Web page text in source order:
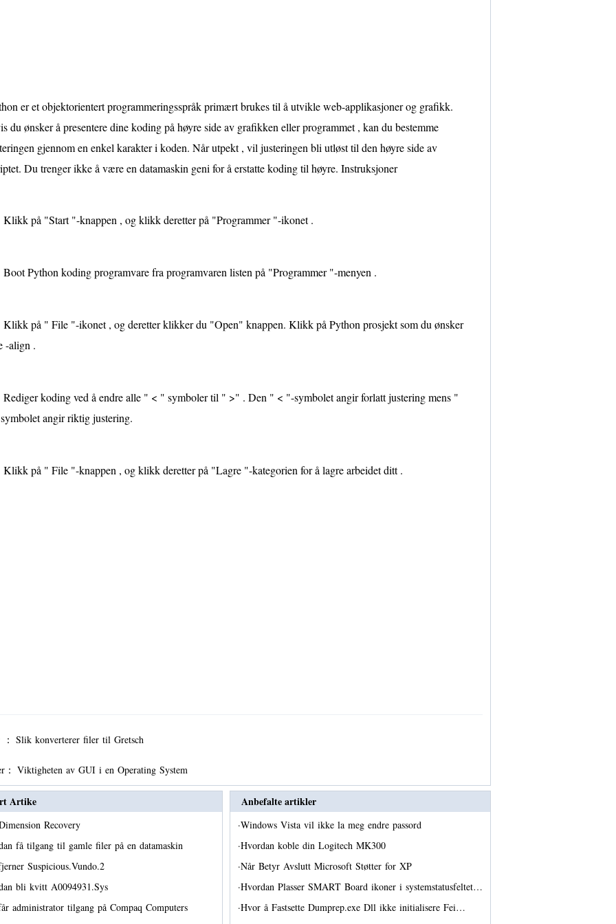
er et objektorientert programmeringsspråk primært brukes til å utvikle web-applikasjoner og grafikk.
du ønsker å presentere dine koding på høyre side av grafikken eller programmet , kan du bestemme
gjennom en enkel karakter i koden. Når utpekt , vil justeringen bli utløst til den høyre side av
Du trenger ikke å være en datamaskin geni for å erstatte koding til høyre. Instruksjoner
Klikk på "Start "-knappen , og klikk deretter på "Programmer "-ikonet .
Boot Python koding programvare fra programvaren listen på "Programmer "-menyen .
Klikk på " File "-ikonet , og deretter klikker du "Open" knappen. Klikk på Python prosjekt som du ønsker
-align .
Rediger koding ved å endre alle " < " symboler til " >" . Den " < "-symbolet angir forlatt justering mens "
angir riktig justering.
Klikk på " File "-knappen , og klikk deretter på "Lagre "-kategorien for å lagre arbeidet ditt .
Slik konverterer filer til Gretsch
： Viktigheten av GUI i en Operating System
Artike
Recovery
få tilgang til gamle filer på en datamaskin
Suspicious.Vundo.2
bli kvitt A0094931.Sys
administrator tilgang på Compaq Computers
Anbefalte artikler
·Windows Vista vil ikke la meg endre passord
·Hvordan koble din Logitech MK300
·Når Betyr Avslutt Microsoft Støtter for XP
·Hvordan Plasser SMART Board ikoner i systemstatusfeltet…
·Hvor å Fastsette Dumprep.exe Dll ikke initialisere Fei…